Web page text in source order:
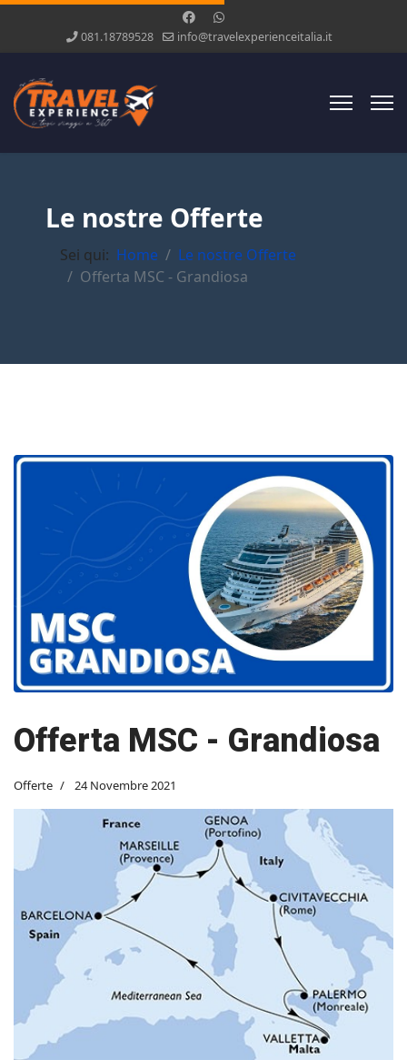
081.18789528 info@travelexperienceitalia.it
Le nostre Offerte
Sei qui: Home
Le nostre Offerte
Offerta MSC - Grandiosa
Offerta MSC - Grandiosa
Offerte 24 Novembre 2021